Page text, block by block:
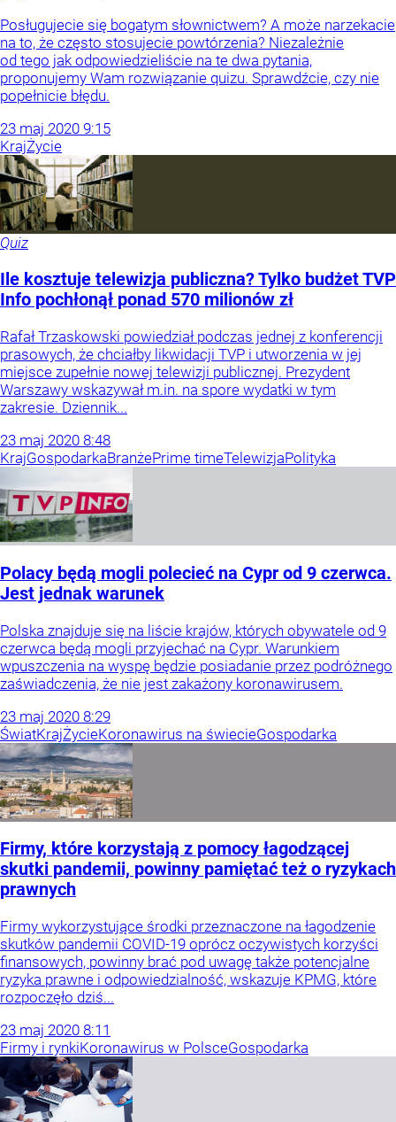
Posługujecie się bogatym słownictwem? A może narzekacie
na to, że często stosujecie powtórzenia? Niezależnie
od tego jak odpowiedzieliście na te dwa pytania,
proponujemy Wam rozwiązanie quizu. Sprawdźcie, czy nie
popełnicie błędu.
23 maj 2020 9:15
KrajŻycie
Quiz
Ile kosztuje telewizja publiczna? Tylko budżet TVP
Info pochłonął ponad 570 milionów zł
Rafał Trzaskowski powiedział podczas jednej z konferencji
prasowych, że chciałby likwidacji TVP i utworzenia w jej
miejsce zupełnie nowej telewizji publicznej. Prezydent
Warszawy wskazywał m.in. na spore wydatki w tym
zakresie. Dziennik...
23 maj 2020 8:48
KrajGospodarkaBranżePrime timeTelewizjaPolityka
Polacy będą mogli polecieć na Cypr od 9 czerwca.
Jest jednak warunek
Polska znajduje się na liście krajów, których obywatele od 9
czerwca będą mogli przyjechać na Cypr. Warunkiem
wpuszczenia na wyspę będzie posiadanie przez podróżnego
zaświadczenia, że nie jest zakażony koronawirusem.
23 maj 2020 8:29
ŚwiatKrajŻycieKoronawirus na świecieGospodarka
Firmy, które korzystają z pomocy łagodzącej
skutki pandemii, powinny pamiętać też o ryzykach
prawnych
Firmy wykorzystujące środki przeznaczone na łagodzenie
skutków pandemii COVID-19 oprócz oczywistych korzyści
finansowych, powinny brać pod uwagę także potencjalne
ryzyka prawne i odpowiedzialność, wskazuje KPMG, które
rozpoczęło dziś...
23 maj 2020 8:11
Firmy i rynkiKoronawirus w PolsceGospodarka